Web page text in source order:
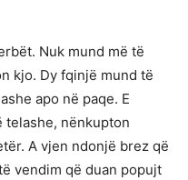
Nuk mund më të
kjo. Dy fqinjë mund të
apo në paqe. E
telashe, nënkupton
A vjen ndonjë brez që
vendim që duan popujt